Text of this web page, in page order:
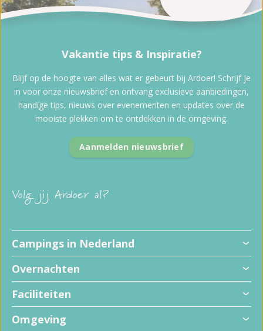
Volg jij Ardoer al?
Campings in Nederland
Overnachten
Faciliteiten
Omgeving
Vakantie tips & Inspiratie?
Blijf op de hoogte van alles wat er gebeurt bij Ardoer! Schrijf je
in voor onze nieuwsbrief en ontvang exclusieve aanbiedingen,
handige tips, nieuws over evenementen en updates over de
mooiste plekken om te ontdekken in de omgeving.
Aanmelden nieuwsbrief